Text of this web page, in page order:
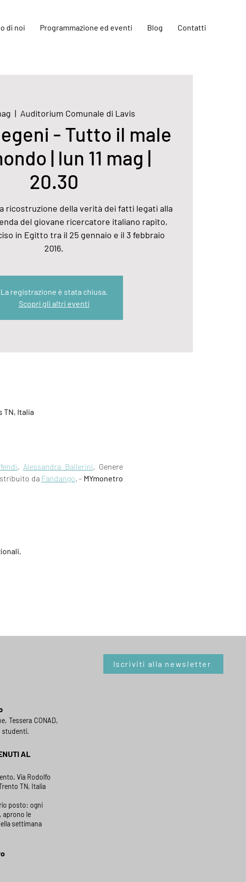
di noi Programmazione ed eventi Blog Contatti
  |
Auditorium Comunale di Lavis
- Tutto il male
| lun 11 mag |
20.30
ricostruzione della verità dei fatti legati alla
del giovane ricercatore italiano rapito,
in Egitto tra il 25 gennaio e il 3 febbraio
2016.
La registrazione è stata chiusa.
Scopri gli altri eventi
TN, Italia
, Alessandra Ballerini
. Genere
da Fandango . - MYmonetro
Tessera CONAD,
studenti.
AL
Via Rodolfo
TN, Italia
posto: ogni
aprono le
settimana
Iscriviti alla newsletter